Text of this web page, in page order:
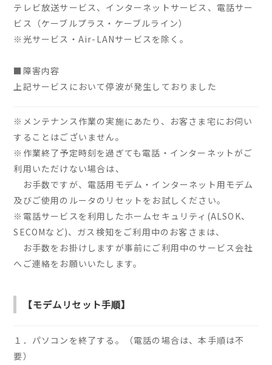
テレビ放送サービス、インターネットサービス、電話サー
ビス（ケーブルプラス・ケーブルライン）
※光サービス・Air-LANサービスを除く。
■障害内容
上記サービスにおいて停波が発生しておりました
※メンテナンス作業の実施にあたり、お客さま宅にお伺い
することはございません。
※作業終了予定時刻を過ぎても電話・インターネットがご
利用いただけない場合は、
お手数ですが、電話用モデム・インターネット用モデム
及びご使用のルータのリセットをお試しください。
※電話サービスを利用したホームセキュリティ(ALSOK、
SECOMなど)、ガス検知をご利用中のお客さまは、
お手数をお掛けしますが事前にご利用中のサービス会社
へご連絡をお願いいたします。
【モデムリセット手順】
１．パソコンを終了する。（電話の場合は、本手順は不
要）